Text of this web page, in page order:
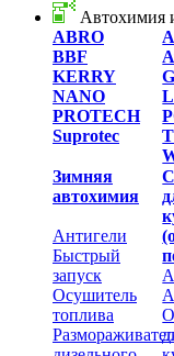
Автохимия
ABRO
BВF
KERRY
NANO
PROTECH
Suprotec
Зимняя
автохимия
Антигели
Быстрый
запуск
Осушитель
топлива